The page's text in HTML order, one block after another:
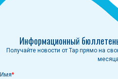
Информационный бюллетень
Получайте новости от Tap прямо на
Имя